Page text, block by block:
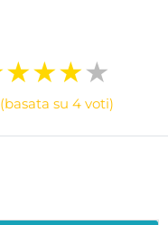
(basata su 4 voti)